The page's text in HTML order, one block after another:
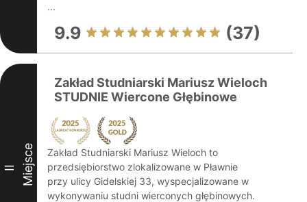
...
9.9 (37)
II Miejsce
Zakład Studniarski Mariusz Wieloch
STUDNIE Wiercone Głębinowe
Zakład Studniarski Mariusz Wieloch to
przedsiębiorstwo zlokalizowane w Pławnie
przy ulicy Gidelskiej 33, wyspecjalizowane w
wykonywaniu studni wierconych głębinowych.